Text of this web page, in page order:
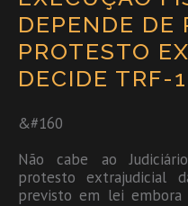
DEPENDE DE
PROTESTO
DECIDE
&#160
Não cabe ao
protesto extrajudicial
previsto em lei embora